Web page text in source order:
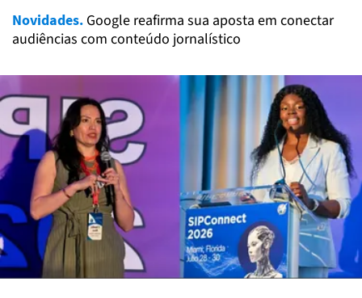
Novidades. Google reafirma sua aposta em conectar
audiências com conteúdo jornalístico